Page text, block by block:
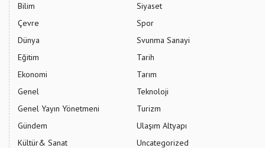
Bilim
Çevre
Dünya
Eğitim
Ekonomi
Genel
Genel Yayın Yönetmeni
Gündem
Kültür& Sanat
Siyaset
Spor
Svunma Sanayi
Tarih
Tarım
Teknoloji
Turizm
Ulaşım Altyapı
Uncategorized